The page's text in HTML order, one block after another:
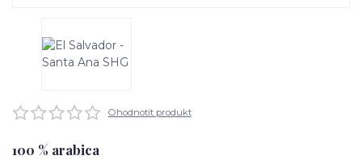
Ohodnotit produkt
100 % arabica